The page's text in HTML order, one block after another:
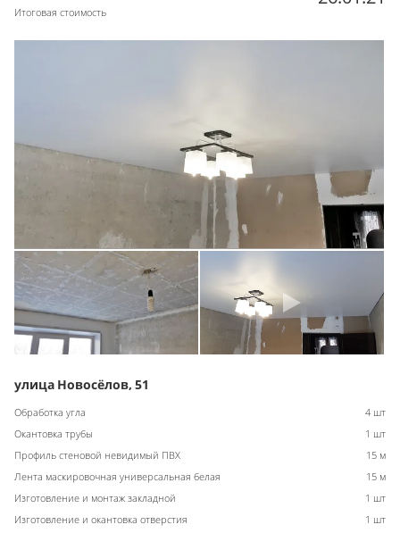
Итоговая стоимость
улица Новосёлов, 51
Обработка угла
4 шт
Окантовка трубы
1 шт
Профиль стеновой невидимый ПВХ
15 м
Лента маскировочная универсальная белая
15 м
Изготовление и монтаж закладной
1 шт
Изготовление и окантовка отверстия
1 шт